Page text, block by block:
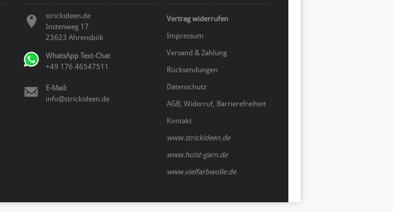
strickideen.de
Instenweg 17
23623 Ahrensbök
WhatsApp Text-Chat
+49 176 46547511
E-Mail:
info@strickideen.de
Vertrag widerrufen
Impressum
Versand & Zahlung
Rücksendungen
Datenschutz
AGB, Widerruf, Barrierefreiheit
Kontakt
www.strickideen.de
www.holst-garn.de
www.vielfarbwolle.de